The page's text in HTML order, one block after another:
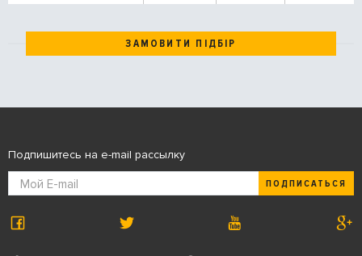
ЗАМОВИТИ ПІДБІР
Подпишитесь на e-mail рассылку
ПОДПИСАТЬСЯ